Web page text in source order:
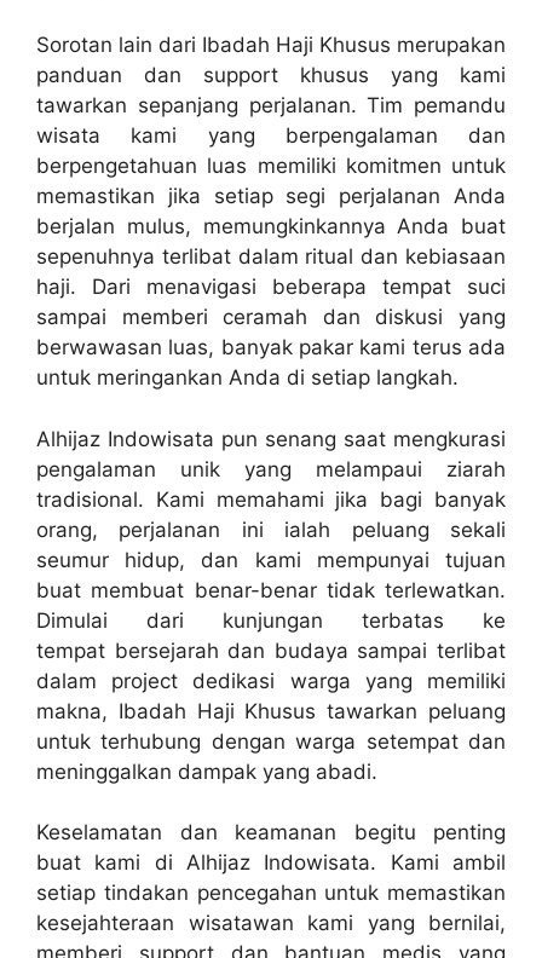
Sorotan lain dari Ibadah Haji Khusus merupakan
panduan dan support khusus yang kami
tawarkan sepanjang perjalanan. Tim pemandu
wisata kami yang berpengalaman dan
berpengetahuan luas memiliki komitmen untuk
memastikan jika setiap segi perjalanan Anda
berjalan mulus, memungkinkannya Anda buat
sepenuhnya terlibat dalam ritual dan kebiasaan
haji. Dari menavigasi beberapa tempat suci
sampai memberi ceramah dan diskusi yang
berwawasan luas, banyak pakar kami terus ada
untuk meringankan Anda di setiap langkah.
Alhijaz Indowisata pun senang saat mengkurasi
pengalaman unik yang melampaui ziarah
tradisional. Kami memahami jika bagi banyak
orang, perjalanan ini ialah peluang sekali
seumur hidup, dan kami mempunyai tujuan
buat membuat benar-benar tidak terlewatkan.
Dimulai dari kunjungan terbatas ke
tempat bersejarah dan budaya sampai terlibat
dalam project dedikasi warga yang memiliki
makna, Ibadah Haji Khusus tawarkan peluang
untuk terhubung dengan warga setempat dan
meninggalkan dampak yang abadi.
Keselamatan dan keamanan begitu penting
buat kami di Alhijaz Indowisata. Kami ambil
setiap tindakan pencegahan untuk memastikan
kesejahteraan wisatawan kami yang bernilai,
memberi support dan bantuan medis yang